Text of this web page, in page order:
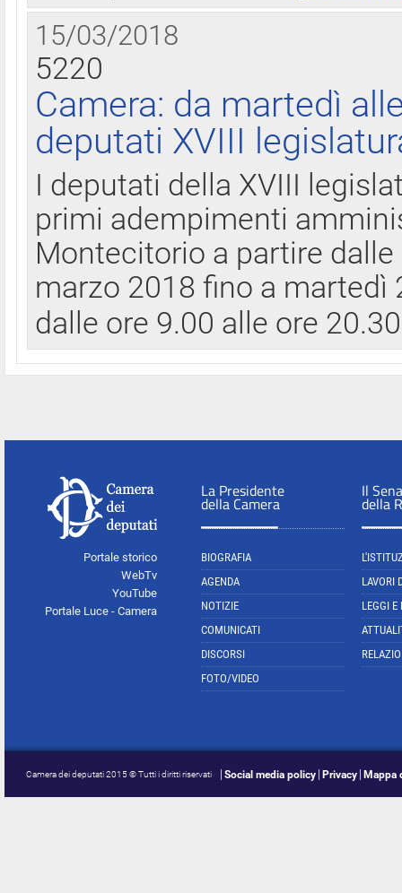
15/03/2018
5220
Camera: da martedì
deputati XVIII
I deputati della XVIII
primi adempimenti
Montecitorio a partire
marzo 2018 fino a
dalle ore 9.00 alle ore
Portale storico
WebTv
YouTube
Portale Luce - Camera
La Presidente
della Camera
BIOGRAFIA
AGENDA
NOTIZIE
COMUNICATI
DISCORSI
FOTO/VIDEO
Il
della
LAVORI
LEGGI E
Camera dei deputati 2015 © Tutti i diritti riservati Social media policy Privacy Mappa